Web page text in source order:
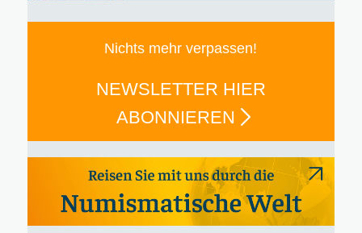
Nichts mehr verpassen!
NEWSLETTER HIER
ABONNIEREN